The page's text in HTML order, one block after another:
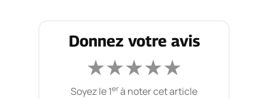
Donnez votre avis
★★★★★
Soyez le 1erà noter cet article